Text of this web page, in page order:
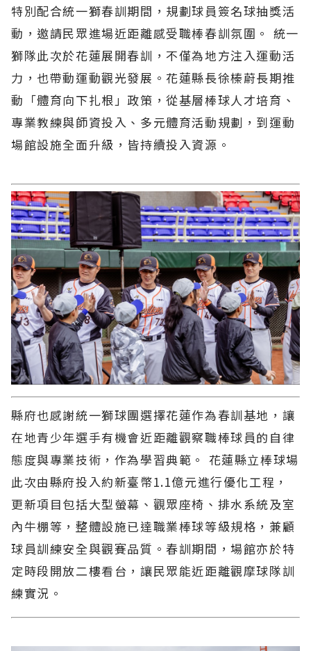
特別配合統一獅春訓期間，規劃球員簽名球抽獎活
動，邀請民眾進場近距離感受職棒春訓氛圍。 統一
獅隊此次於花蓮展開春訓，不僅為地方注入運動活
力，也帶動運動觀光發展。花蓮縣長徐榛蔚長期推
動「體育向下扎根」政策，從基層棒球人才培育、
專業教練與師資投入、多元體育活動規劃，到運動
場館設施全面升級，皆持續投入資源。
縣府也感謝統一獅球團選擇花蓮作為春訓基地，讓
在地青少年選手有機會近距離觀察職棒球員的自律
態度與專業技術，作為學習典範。 花蓮縣立棒球場
此次由縣府投入約新臺幣1.1億元進行優化工程，
更新項目包括大型螢幕、觀眾座椅、排水系統及室
內牛棚等，整體設施已達職業棒球等級規格，兼顧
球員訓練安全與觀賽品質。春訓期間，場館亦於特
定時段開放二樓看台，讓民眾能近距離觀摩球隊訓
練實況。